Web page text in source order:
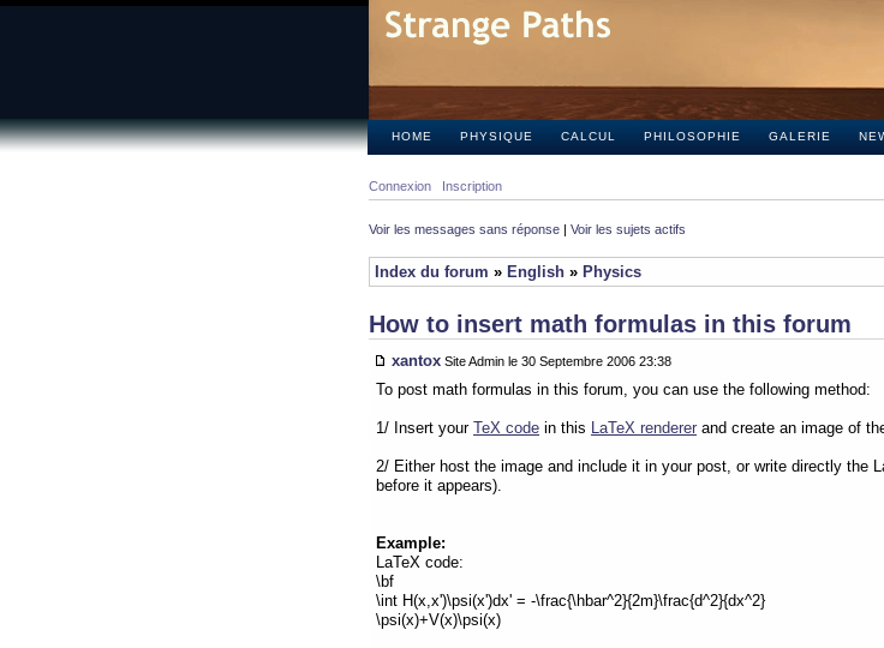
HOME PHYSIQUE CALCUL PHILOSOPHIE GALERIE
Connexion Inscription
Voir les messages sans réponse | Voir les sujets actifs
Index du forum » English » Physics
How to insert math formulas in this forum
xantox Site Admin le 30 Septembre 2006 23:38
To post math formulas in this forum, you can use the following method:
1/ Insert your TeX code in this LaTeX renderer and create an image of
2/ Either host the image and include it in your post, or write directly the
before it appears).
Example:
LaTeX code:
\bf
\int H(x,x')\psi(x')dx' = -\frac{\hbar^2}{2m}\frac{d^2}{dx^2}
\psi(x)+V(x)\psi(x)